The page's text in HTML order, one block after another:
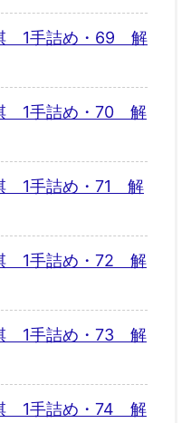
1手詰め・69 解
1手詰め・70 解
1手詰め・71 解
1手詰め・72 解
1手詰め・73 解
1手詰め・74 解